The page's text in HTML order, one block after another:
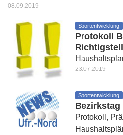
08.09.2019
Sportentwicklung
Protokoll
23.07.2019
Sportentwicklung
Bezirkstag
Protokoll,